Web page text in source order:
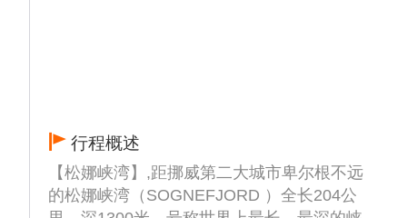
行程概述
【松娜峡湾】,距挪威第二大城市卑尔根不远
的松娜峡湾（SOGNEFJORD ）全长204公